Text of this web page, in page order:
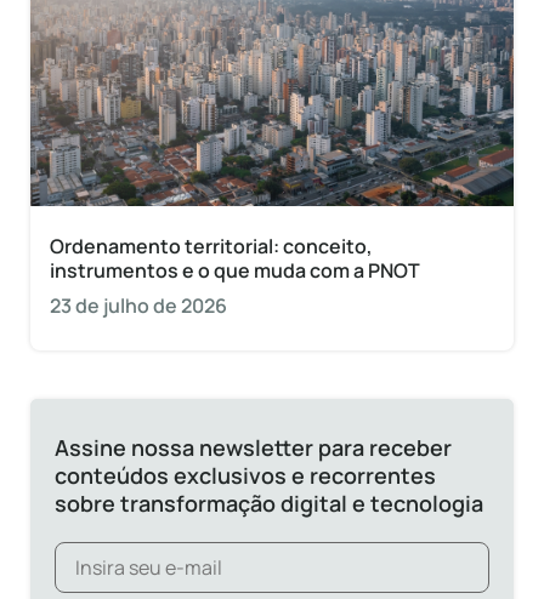
Ordenamento territorial: conceito,
instrumentos e o que muda com a PNOT
23 de julho de 2026
Assine nossa newsletter para receber
conteúdos exclusivos e recorrentes
sobre transformação digital e tecnologia